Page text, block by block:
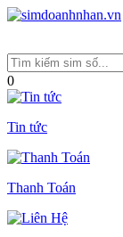
0
Tin tức
Thanh Toán